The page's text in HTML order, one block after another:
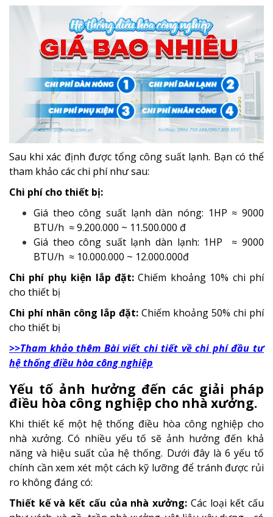
Sau khi xác định được tổng công suất lạnh. Bạn có thể
tham khảo các chi phí như sau:
Chi phí cho thiết bị:
Giá theo công suất lạnh dàn nóng: 1HP ≈ 9000
BTU/h ≈ 9.200.000 ~ 11.500.000 đ
Giá theo công suất lạnh dàn lạnh: 1HP ≈ 9000
BTU/h ≈ 10.000.000 ~ 12.000.000đ
Chi phí phụ kiện lắp đặt: Chiếm khoảng 10% chi phí
cho thiết bị
Chi phí nhân công lắp đặt: Chiếm khoảng 50% chi phí
cho thiết bị
>>Tham khảo thêm Bài viết chi tiết về chi phí đầu tư
hệ thống điều hòa công nghiệp
Yếu tố ảnh hưởng đến các giải pháp
điều hòa công nghiệp cho nhà xưởng.
Khi thiết kế một hệ thống điều hòa công nghiệp cho
nhà xưởng. Có nhiều yếu tố sẽ ảnh hưởng đến khả
năng và hiệu suất của hệ thống. Dưới đây là 6 yếu tố
chính cần xem xét một cách kỹ lưỡng để tránh được rủi
ro không đáng có:
Thiết kế và kết cấu của nhà xưởng: Các loại kết cấu